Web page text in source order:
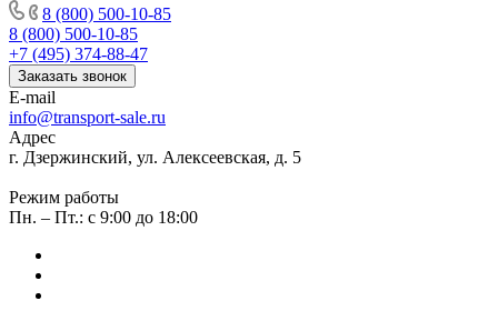
8 (800) 500-10-85
8 (800) 500-10-85
+7 (495) 374-88-47
Заказать звонок
E-mail
info@transport-sale.ru
Адрес
г. Дзержинский, ул. Алексеевская, д. 5
Режим работы
Пн. – Пт.: с 9:00 до 18:00